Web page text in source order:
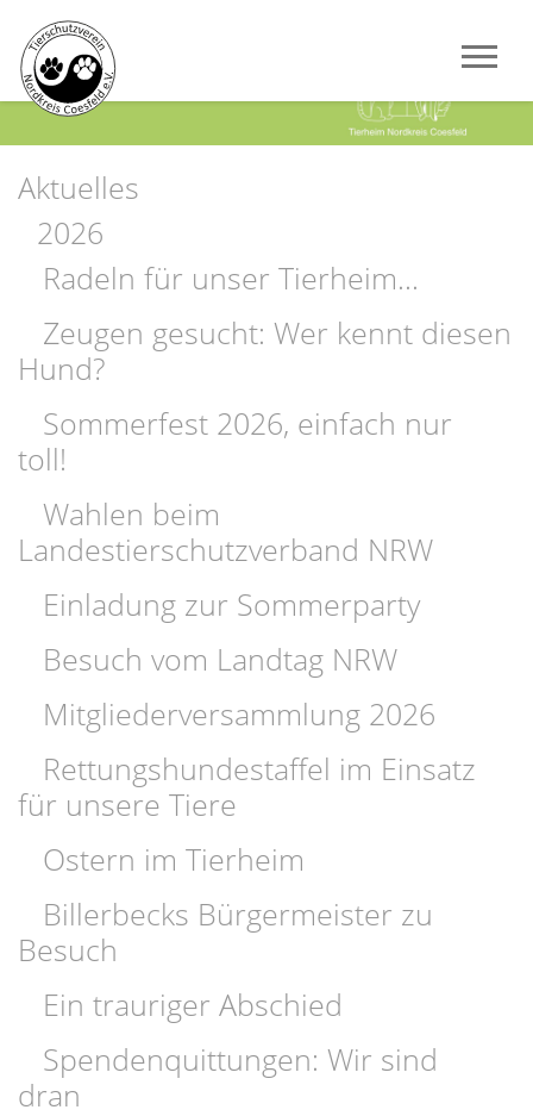
Aktuelles
2026
Radeln für unser Tierheim...
Zeugen gesucht: Wer kennt diesen
Hund?
Sommerfest 2026, einfach nur
toll!
Wahlen beim
Landestierschutzverband NRW
Einladung zur Sommerparty
Besuch vom Landtag NRW
Mitgliederversammlung 2026
Rettungshundestaffel im Einsatz
für unsere Tiere
Ostern im Tierheim
Billerbecks Bürgermeister zu
Besuch
Ein trauriger Abschied
Spendenquittungen: Wir sind
dran